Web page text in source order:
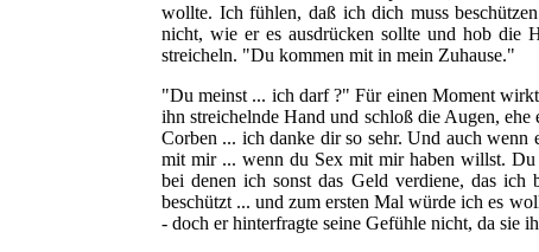
wollte. Ich fühlen, daß ich dich muss
nicht, wie er es ausdrücken sollte und hob die
streicheln. "Du kommen mit in mein Zuhause."
"Du meinst ... ich darf ?" Für einen Moment
ihn streichelnde Hand und schloß die Augen,
Corben ... ich danke dir so sehr. Und auch
mit mir ... wenn du Sex mit mir haben willst.
bei denen ich sonst das Geld verdiene, das
beschützt ... und zum ersten Mal würde ich es
- doch er hinterfragte seine Gefühle nicht, da sie